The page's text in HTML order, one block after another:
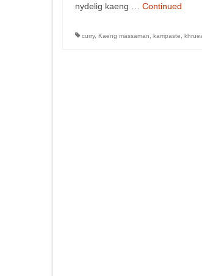
nydelig kaeng … Continued
curry, Kaeng massaman karripaste